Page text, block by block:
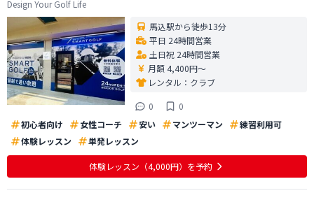
Design Your Golf Life
馬込駅から徒歩13分
平日 24時間営業
土日祝 24時間営業
月額 4,400円〜
レンタル： クラブ
0
0
初心者向け
女性コーチ 安い マンツーマン
練習利用可
体験レッスン
単発レッスン
体験レッスン （4,000円） を予約